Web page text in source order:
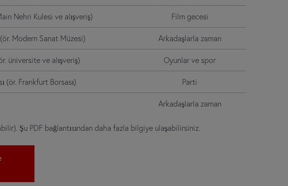
Nehri Kulesi ve alışveriş) Film gecesi
Modern Sanat Müzesi) Arkadaşlarla zaman
üniversite ve alışveriş) Oyunlar ve spor
(ör. Frankfurt Borsası) Parti
Arkadaşlarla zaman
Şu PDF bağlantısından daha fazla bilgiye ulaşabilirsiniz.